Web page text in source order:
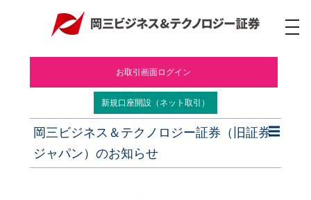
ナ
ビ
お取引画面ログイン
新規口座開設（ネット取引）
岡三ビジネス＆テクノロジー証券（旧証券
ジャパン）のお知らせ